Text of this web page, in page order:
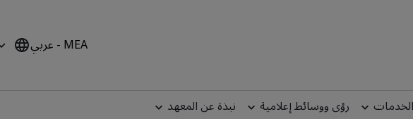
MEA - عربي
رؤى ووسائط إعلامية نبذة عن المعهد